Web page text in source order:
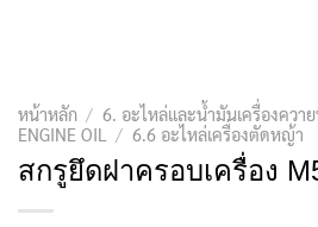
หน้าหลัก / 6. อะไหล่และน้ำมันเครื่องควาย
ENGINE OIL
/ 6.6 อะไหล่เครื่องตัดหญ้า
สกรูยึดฝาครอบเครื่อง